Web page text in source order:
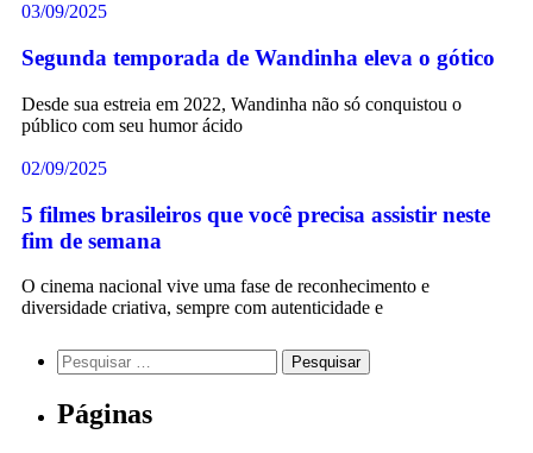
03/09/2025
Segunda temporada de Wandinha eleva o gótico
Desde sua estreia em 2022, Wandinha não só conquistou o
público com seu humor ácido
02/09/2025
5 filmes brasileiros que você precisa assistir neste
fim de semana
O cinema nacional vive uma fase de reconhecimento e
diversidade criativa, sempre com autenticidade e
Páginas